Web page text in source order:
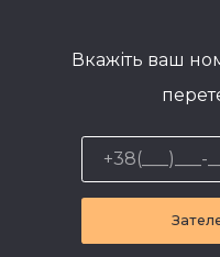
Вкажіть ваш